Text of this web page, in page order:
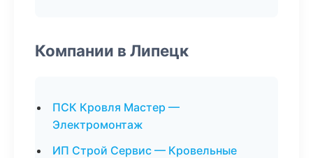
Компании в Липецк
ПСК Кровля Мастер —
Электромонтаж
ИП Строй Сервис — Кровельные